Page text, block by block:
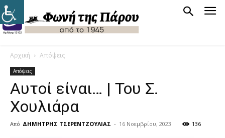
Αρχική Απόψεις
Απόψεις
Αυτοί είναι… | Του Σ.
Χουλιάρα
Από ΔΗΜΗΤΡΗΣ ΤΣΕΡΕΝΤΖΟΥΛΙΑΣ - 16 Νοεμβρίου, 2023 136